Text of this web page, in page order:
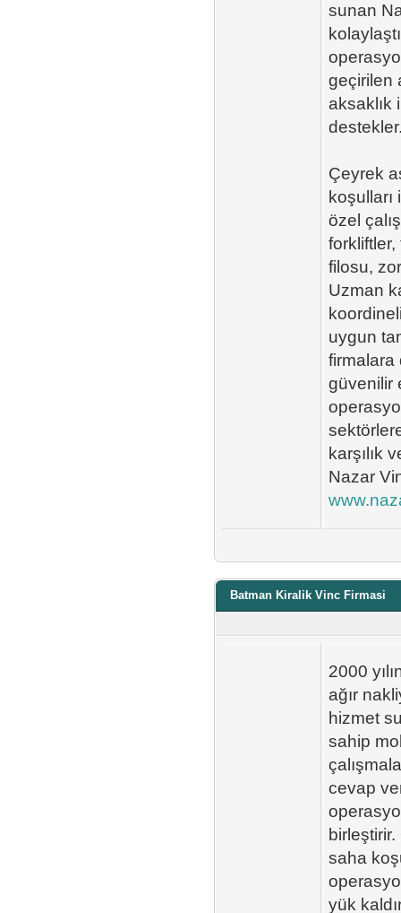
sunan
geçirilen
aksaklık
Çeyrek
özel
filosu,
Uzman
uygun
firmalara
güvenilir
karşılık
Nazar
Batman Kiralik Vinc Firmasi
2000
ağır
hizmet
sahip
cevap
saha
yük